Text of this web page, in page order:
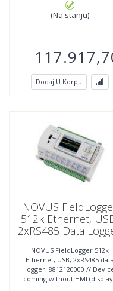
(Na stanju)
Dodaj U Korpu
NOVUS
512k Ethernet,
2xRS485 Data
NOVUS FieldLogger 512k
Ethernet, USB, 2xRS485 data
logger; 8812120000 //
coming without HMI